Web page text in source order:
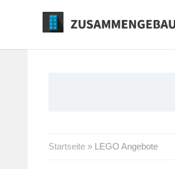
Startseite » LEGO Angebote